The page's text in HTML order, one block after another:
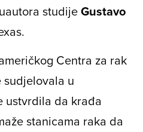
studijeGustavo
Centra za rak
sudjelovala u
ustvrdila da krađa
stanicama raka da